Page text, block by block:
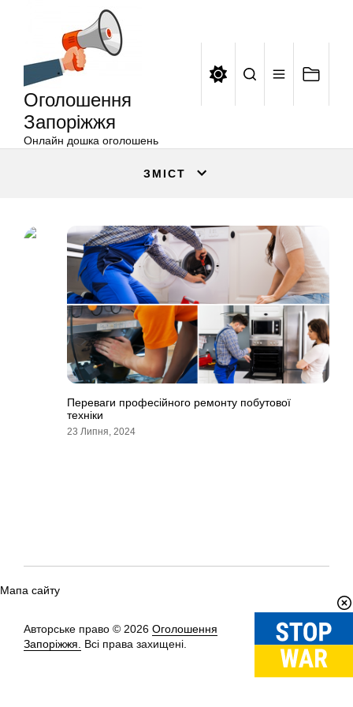
Оголошення
Запоріжжя
Онлайн дошка оголошень
ЗМІСТ
Переваги професійного ремонту побутової
техніки
23 Липня, 2024
Мапа сайту
Авторське право © 2026 Оголошення
Запоріжжя.
Всі права захищені.
Вгору↑